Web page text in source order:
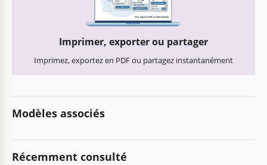
Imprimer, exporter ou partager
Imprimez, exportez en PDF ou partagez instantanément
Modèles associés
Récemment consulté